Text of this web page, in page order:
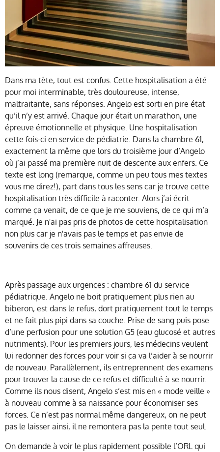
Dans ma tête, tout est confus. Cette hospitalisation a été
pour moi interminable, très douloureuse, intense,
maltraitante, sans réponses. Angelo est sorti en pire état
qu’il n’y est arrivé. Chaque jour était un marathon, une
épreuve émotionnelle et physique. Une hospitalisation
cette fois-ci en service de pédiatrie. Dans la chambre 61,
exactement la même que lors du troisième jour d’Angelo
où j’ai passé ma première nuit de descente aux enfers. Ce
texte est long (remarque, comme un peu tous mes textes
vous me direz!), part dans tous les sens car je trouve cette
hospitalisation très difficile à raconter. Alors j’ai écrit
comme ça venait, de ce que je me souviens, de ce qui m’a
marqué. Je n'ai pas pris de photos de cette hospitalisation
non plus car je n'avais pas le temps et pas envie de
souvenirs de ces trois semaines affreuses.
Après passage aux urgences : chambre 61 du service
pédiatrique. Angelo ne boit pratiquement plus rien au
biberon, est dans le refus, dort pratiquement tout le temps
et ne fait plus pipi dans sa couche. Prise de sang puis pose
d’une perfusion pour une solution G5 (eau glucosé et autres
nutriments). Pour les premiers jours, les médecins veulent
lui redonner des forces pour voir si ça va l’aider à se nourrir
de nouveau. Parallèlement, ils entreprennent des examens
pour trouver la cause de ce refus et difficulté à se nourrir.
Comme ils nous disent, Angelo s’est mis en « mode veille »
à nouveau comme à sa naissance pour économiser ses
forces. Ce n’est pas normal même dangereux, on ne peut
pas le laisser ainsi, il ne remontera pas la pente tout seul.
On demande à voir le plus rapidement possible l’ORL qui